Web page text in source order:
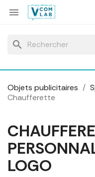

search
Objets publicitaires
Chaufferette
LOGO
Panneau de gestion des